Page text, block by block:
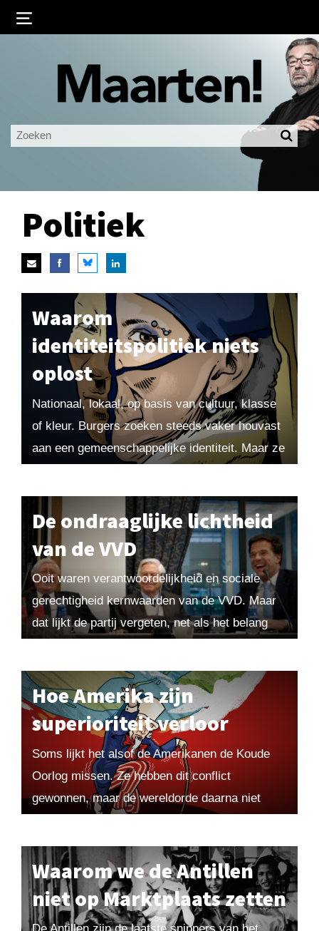
Ingelogd blijven
LOGIN
Politiek
Waarom
identiteitspolitiek niets
oplost
Nationaal, lokaal, op basis van cultuur, klasse
of kleur. Burgers zoeken steeds vaker houvast
aan een gemeenschappelijke identiteit. Maar ze
De ondraaglijke lichtheid
van de VVD
Ooit waren verantwoordelijkheid en sociale
gerechtigheid kernwaarden van de VVD. Maar
dat lijkt de partij vergeten, net als het belang
Hoe Amerika zijn
superioriteit verloor
Soms lijkt het alsof de Amerikanen de Koude
Oorlog missen. Ze hebben dit conflict
gewonnen, maar de wereldorde daarna niet
Waarom we de Antillen
niet op Marktplaats zetten
De Antillen zijn de laatste snippers van het